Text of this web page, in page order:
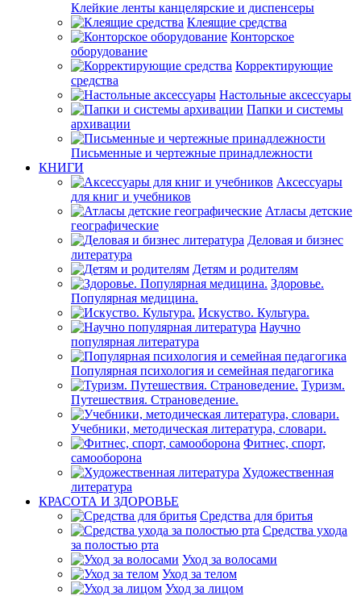
Клейкие ленты канцелярские и диспенсеры
Клеящие средства
Конторское
оборудование
Корректирующие
средства
Настольные аксессуары
Папки и системы
архивации
Письменные и чертежные принадлежности
КНИГИ
Аксессуары
для книг и учебников
Атласы детские
географические
Деловая и бизнес
литература
Детям и родителям
Здоровье.
Популярная медицина.
Искуство. Культура.
Научно
популярная литература
Популярная психология и семейная педагогика
Туризм.
Путешествия. Страноведение.
Учебники, методическая литература, словари.
Фитнес, спорт,
самооборона
Художественная
литература
КРАСОТА И ЗДОРОВЬЕ
Средства для бритья
Средства ухода
за полостью рта
Уход за волосами
Уход за телом
Уход за лицом